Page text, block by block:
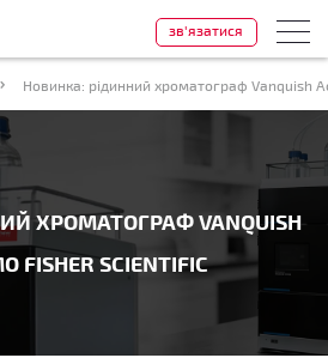
Новинка: рідинний хроматограф Vanquish
ХРОМАТОГРАФ VANQUISH
FISHER SCIENTIFIC
зв'язатися